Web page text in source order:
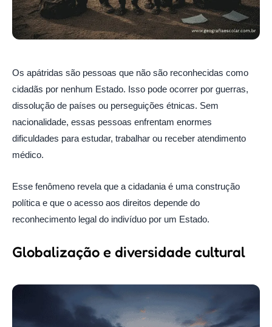
Os apátridas são pessoas que não são reconhecidas como
cidadãs por nenhum Estado. Isso pode ocorrer por guerras,
dissolução de países ou perseguições étnicas. Sem
nacionalidade, essas pessoas enfrentam enormes
dificuldades para estudar, trabalhar ou receber atendimento
médico.
Esse fenômeno revela que a cidadania é uma construção
política e que o acesso aos direitos depende do
reconhecimento legal do indivíduo por um Estado.
Globalização e diversidade cultural